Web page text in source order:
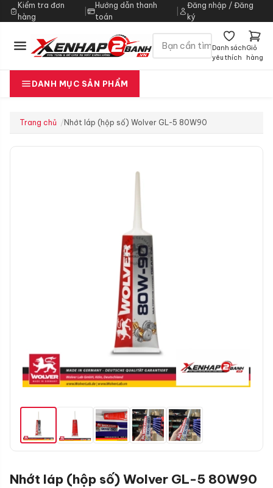
Kiểm tra đơn
hàng
|
Hướng dẫn thanh
toán
Đăng nhập / Đăng
ký
Danh sách
yêu thích
Giỏ
hàng
DANH MỤC SẢN PHẨM
Trang chủ Nhớt láp (hộp số) Wolver GL-5 80W90
Nhớt láp (hộp số) Wolver GL-5 80W90